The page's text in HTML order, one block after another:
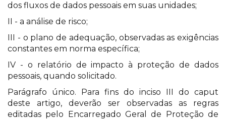
dos fluxos de dados pessoais em suas unidades;
II - a análise de risco;
III - o plano de adequação, observadas as exigências
constantes em norma específica;
IV - o relatório de impacto à proteção de dados
pessoais, quando solicitado.
Parágrafo único. Para fins do inciso III do caput
deste artigo, deverão ser observadas as regras
editadas pelo Encarregado Geral de Proteção de